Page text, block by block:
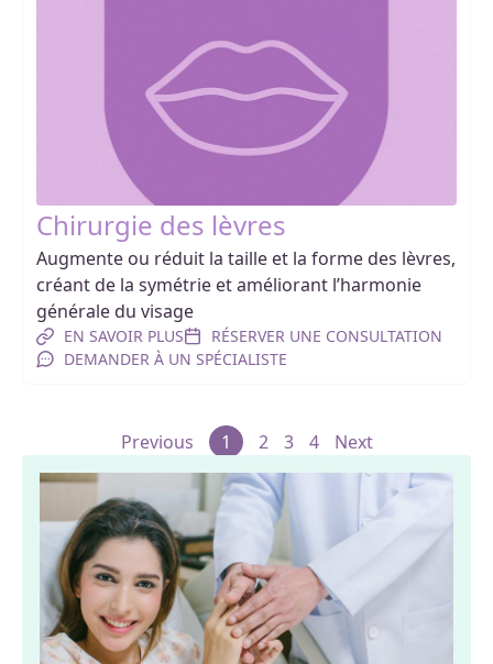
Chirurgie des lèvres
Augmente ou réduit la taille et la forme des lèvres,
créant de la symétrie et améliorant l’harmonie
générale du visage
EN SAVOIR PLUS
RÉSERVER UNE CONSULTATION
DEMANDER À UN SPÉCIALISTE
Previous 1 2 3 4 Next